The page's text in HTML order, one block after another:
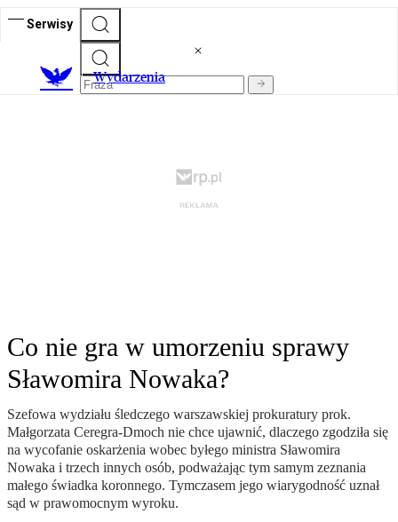
Serwisy
Wydarzenia
Co nie gra w umorzeniu sprawy
Sławomira Nowaka?
Szefowa wydziału śledczego warszawskiej prokuratury prok.
Małgorzata Ceregra-Dmoch nie chce ujawnić, dlaczego zgodziła się
na wycofanie oskarżenia wobec byłego ministra Sławomira
Nowaka i trzech innych osób, podważając tym samym zeznania
małego świadka koronnego. Tymczasem jego wiarygodność uznał
sąd w prawomocnym wyroku.